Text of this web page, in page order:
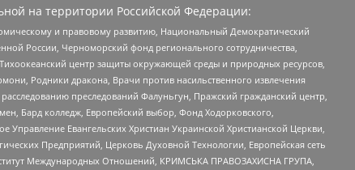
на территории Российской Федерации:
и правовому развитию, Национальный Демократический
России, Черноморский фонд регионального сотрудничества,
центр защиты окружающей среды и природных ресурсов,
Родники дракона, Врачи против насильственного извлечения
преследований Фалуньгун, Пражский гражданский центр,
Бард колледж, Европейский выбор, Фонд Ходорковского,
Евангельских Христиан Украинской Христианской Церкви,
Предприятий, Церковь Духовной Технологии, Европейская сеть
Международных Отношений, КРИМСЬКА ПРАВОЗАХИСНА ГРУПА,